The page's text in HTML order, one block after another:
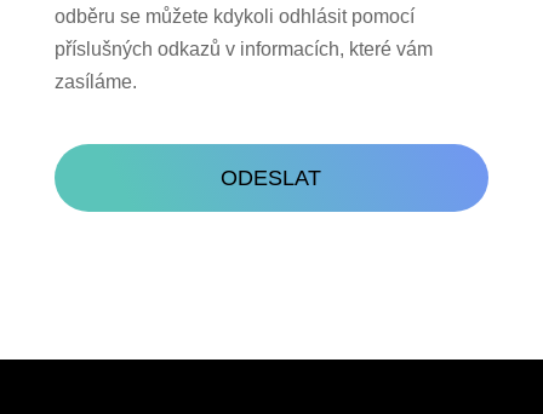
kontaktu
odběru se můžete kdykoli odhlásit pomocí
příslušných odkazů v informacích, které vám
zasíláme.